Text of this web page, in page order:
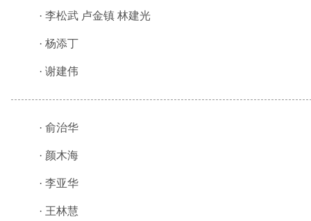
· 李松武 卢金镇 林建光
· 杨添丁
· 谢建伟
· 俞治华
· 颜木海
· 李亚华
· 王林慧